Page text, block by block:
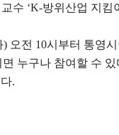
교수 ‘K-방위산업 지킴
) 오전 10시부터 통영
누구나 참여할 수 있
.